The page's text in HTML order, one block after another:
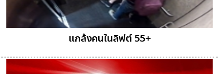
แกล้งคนในลิฟต์ 55+